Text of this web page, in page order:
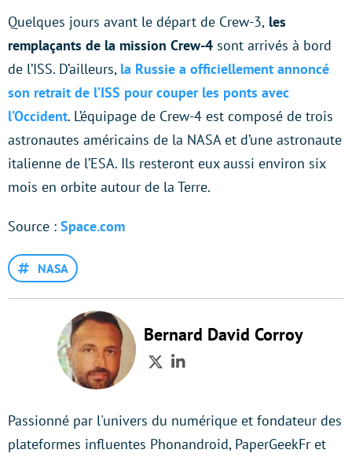
Quelques jours avant le départ de Crew-3, les
remplaçants de la mission Crew-4 sont arrivés à bord
de l’ISS. D’ailleurs, la Russie a officiellement annoncé
son retrait de l’ISS pour couper les ponts avec
l’Occident. L’équipage de Crew-4 est composé de trois
astronautes américains de la NASA et d’une astronaute
italienne de l’ESA. Ils resteront eux aussi environ six
mois en orbite autour de la Terre.
Source : Space.com
NASA
Bernard David Corroy
TwitterLinkedIn
Passionné par l'univers du numérique et fondateur des
plateformes influentes Phonandroid, PaperGeekFr et